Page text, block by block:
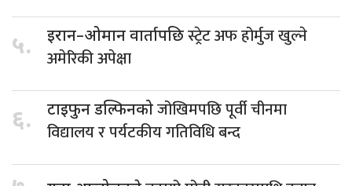
५. इरान–ओमान वार्तापछिस्ट्रेट अफ होर्मुज खुल्ने
अमेरिकी अपेक्षा
६. टाइफुन डल्फिनकोजोखिमपछि पूर्वी चीनमा
विद्यालय र पर्यटकीय गतिविधि बन्द